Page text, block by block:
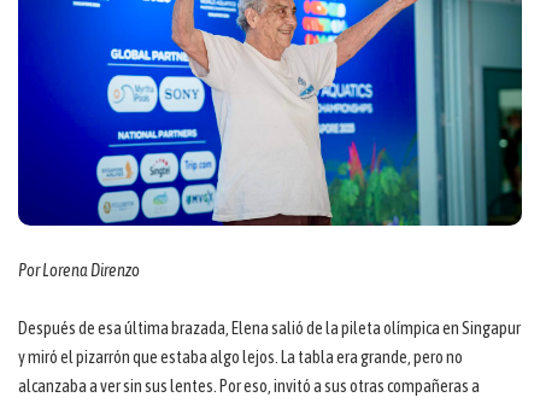
Por Lorena Direnzo
Después de esa última brazada, Elena salió de la pileta olímpica en Singapur
y miró el pizarrón que estaba algo lejos. La tabla era grande, pero no
alcanzaba a ver sin sus lentes. Por eso, invitó a sus otras compañeras a